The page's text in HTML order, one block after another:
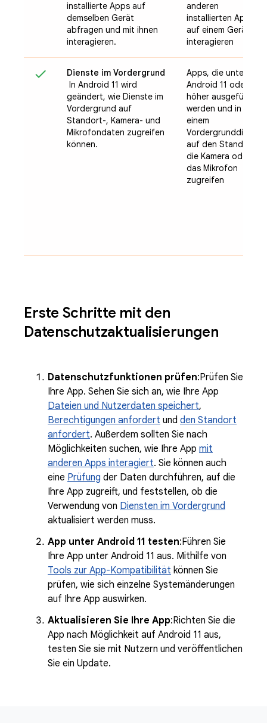
installierte Apps auf
demselben Gerät
abfragen und mit ihnen
interagieren.
anderen
installierten Apps
auf einem Gerät
interagieren
Dienste im Vordergrund
In Android 11 wird
geändert, wie Dienste im
Vordergrund auf
Standort-, Kamera- und
Mikrofondaten zugreifen
können.
Apps, die unter
Android 11 oder
höher ausgeführt
werden und in
einem
Vordergrunddienst
auf den Standort,
die Kamera oder
das Mikrofon
zugreifen
Erste Schritte mit den
Datenschutzaktualisierungen
Datenschutzfunktionen prüfen:Prüfen Sie
Ihre App. Sehen Sie sich an, wie Ihre App
Dateien und Nutzerdaten speichert,
Berechtigungen anfordert und den Standort
anfordert. Außerdem sollten Sie nach
Möglichkeiten suchen, wie Ihre App mit
anderen Apps interagiert. Sie können auch
eine Prüfung der Daten durchführen, auf die
Ihre App zugreift, und feststellen, ob die
Verwendung von Diensten im Vordergrund
aktualisiert werden muss.
App unter Android 11 testen:Führen Sie
Ihre App unter Android 11 aus. Mithilfe von
Tools zur App-Kompatibilität können Sie
prüfen, wie sich einzelne Systemänderungen
auf Ihre App auswirken.
Aktualisieren Sie Ihre App:Richten Sie die
App nach Möglichkeit auf Android 11 aus,
testen Sie sie mit Nutzern und veröffentlichen
Sie ein Update.